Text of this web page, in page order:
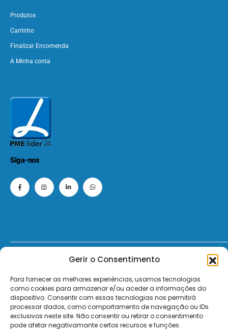
Gerir o Consentimento
Para fornecer as melhores experiências, usamos tecnologias
como cookies para armazenar e/ou aceder a informações do
dispositivo. Consentir com essas tecnologias nos permitirá
processar dados, como comportamento de navegação ou IDs
exclusivos neste site. Não consentir ou retirar o consentimento
pode afetar negativamante certos recursos e funções.
Produtos
Carrinho
Finalizar Encomenda
A Minha conta
Siga-nos
© 2026 - ElectroMatos - Todos os direitos reservados.
Site by VC.
Pagamentos Seguros MB | MB WAY | Transferência Bancária | Payshop | Visa | Mastercard | Visa